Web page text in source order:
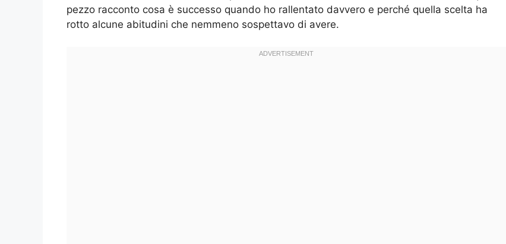
pezzo racconto cosa è successo quando ho rallentato davvero e perché quella scelta ha
rotto alcune abitudini che nemmeno sospettavo di avere.